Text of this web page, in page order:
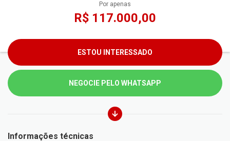
Por apenas
R$ 117.000,00
ESTOU INTERESSADO
NEGOCIE PELO WHATSAPP
Informações técnicas